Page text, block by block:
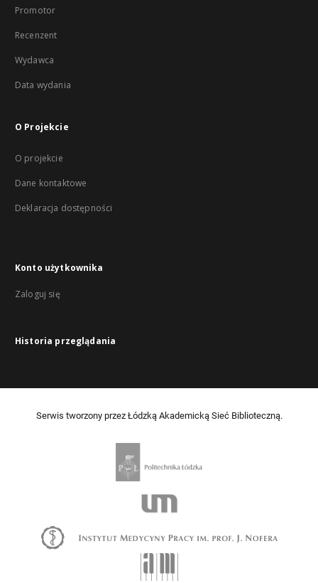
Promotor
Recenzent
Wydawca
Data wydania
O Projekcie
O projekcie
Dane kontaktowe
Deklaracja dostępności
Konto użytkownika
Zaloguj się
Historia przeglądania
Serwis tworzony przez Łódzką Akademicką Sieć Biblioteczną.